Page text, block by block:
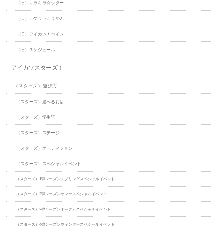
（旧）キラキラ☆ッター
（旧）チケットこうかん
（旧）アイカツ！コイン
（旧）スケジュール
アイカツスターズ！
（スターズ）遊び方
（スターズ）遊べるお店
（スターズ）学生証
（スターズ）ステージ
（スターズ）オーディション
（スターズ）スペシャルイベント
（スターズ）1弾シーズンスプリングスペシャルイベント
（スターズ）2弾シーズンサマースペシャルイベント
（スターズ）3弾シーズンオータムスペシャルイベント
（スターズ）4弾シーズンウィンタースペシャルイベント